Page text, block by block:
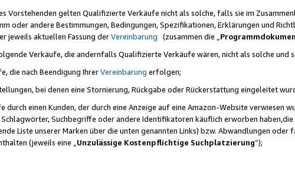
Vorstehenden gelten Qualifizierte Verkäufe nicht als solche, falls sie im
oder andere Bestimmungen, Bedingungen, Spezifikationen, Erklärungen und
jeweils aktuellen Fassung derVereinbarung (zusammen die „
Verkäufe, die andernfalls Qualifizierte Verkäufe wären, nicht als solche und
die nach Beendigung IhrerVereinbarung erfolgen;
bei denen eine Stornierung, Rückgabe oder Rückerstattung eingeleitet
durch einen Kunden, der durch eine Anzeige auf eine Amazon-Website verwiesen
Suchbegriffe oder andere Identifikatoren käuflich erworben
Liste unserer Marken über die unten genannten Links) bzw. Abwandlungen
(jeweils eine „ Unzulässige Kostenpflichtige Suchplatzierung”);